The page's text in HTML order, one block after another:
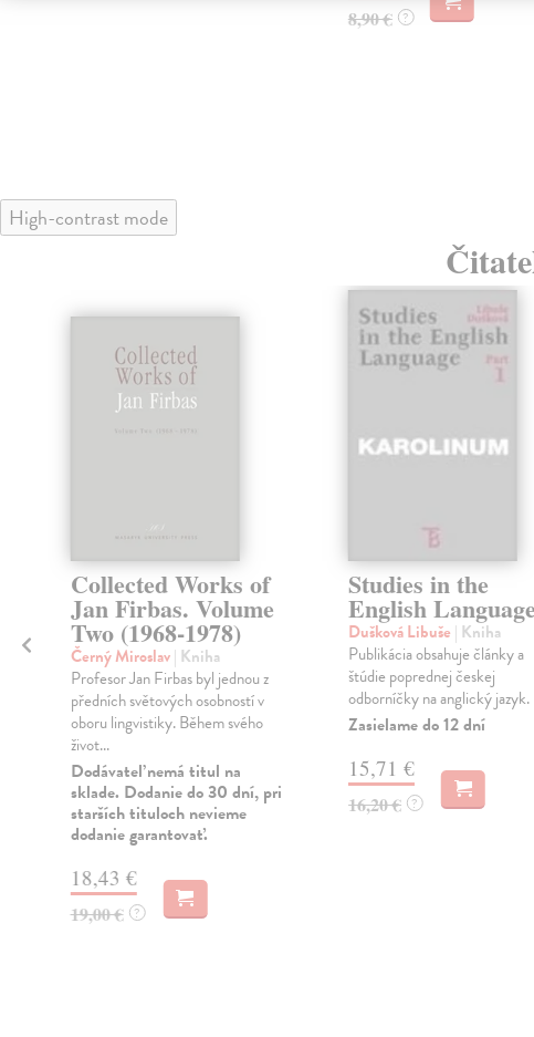
8,90 € ?
High-contrast mode
Collected Works of
Jan Firbas. Volume
Two (1968-1978)
Černý Miroslav| Kniha
Profesor Jan Firbas byl jednou z
předních světových osobností v
oboru lingvistiky. Během svého
život...
Dodávateľ nemá titul na
sklade. Dodanie do 30 dní, pri
starších tituloch nevieme
dodanie garantovať.
18,43 €
19,00 € ?
Studies in the
English Language
Dušková Libuše | Kniha
Publikácia obsahuje články a
štúdie poprednej českej
odborníčky na anglický jazyk.
Zasielame do 12 dní
15,71 €
16,20 € ?